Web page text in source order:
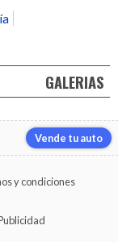
GALERIAS
Vende tu auto
y condiciones